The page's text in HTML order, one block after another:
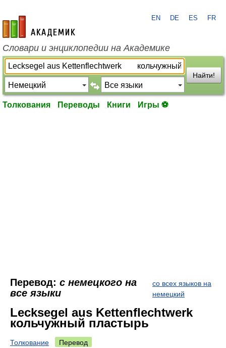
academic.ru
EN DE ES FR
Словари и энциклопедии на Академике
Найти!
Толкования Переводы Книги Игры ⚽
Перевод: с немецкого на
все языки
со всех языков на
немецкий
Lecksegel aus Kettenflechtwerk
кольчужный пластырь
Толкование Перевод